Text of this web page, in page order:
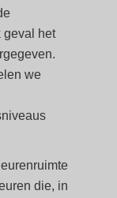
geval het
we
die, in